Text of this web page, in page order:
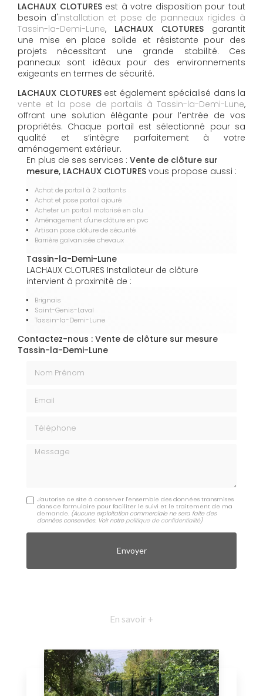
LACHAUX CLOTURESest à votre disposition pour tout
besoin d'installation et pose de panneaux rigides à
Tassin-la-Demi-Lune, LACHAUX CLOTURES garantit
une mise en place solide et résistante pour des
projets nécessitant une grande stabilité. Ces
panneaux sont idéaux pour des environnements
exigeants en termes de sécurité.
LACHAUX CLOTURESest également spécialisé dans la
vente et la pose de portails à Tassin-la-Demi-Lune,
offrant une solution élégante pour l’entrée de vos
propriétés. Chaque portail est sélectionné pour sa
qualité et s’intègre parfaitement à votre
aménagement extérieur.
En plus de ses services : Vente de clôture sur
mesure, LACHAUX CLOTURES vous propose aussi :
Achat de portail à 2 battants
Achat et pose portail ajouré
Acheter un portail motorisé en alu
Aménagement d'une clôture en pvc
Artisan pose clôture de sécurité
Barrière galvanisée chevaux
Tassin-la-Demi-Lune
LACHAUX CLOTURES Installateur de clôture
intervient à proximité de :
Brignais
Saint-Genis-Laval
Tassin-la-Demi-Lune
Contactez-nous : Vente de clôture sur mesure
Tassin-la-Demi-Lune
Message
J'autorise ce site à conserver l'ensemble des données transmises
dans ce formulaire pour faciliter le suivi et le traitement de ma
demande. (Aucune exploitation commerciale ne sera faite des
données conservées. Voir notre politique de confidentialité)
En savoir +